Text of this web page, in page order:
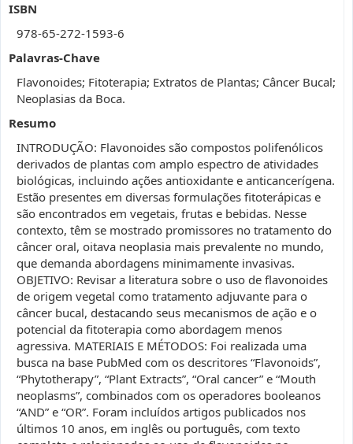
ISBN
978-65-272-1593-6
Palavras-Chave
Flavonoides; Fitoterapia; Extratos de Plantas; Câncer Bucal;
Neoplasias da Boca.
Resumo
INTRODUÇÃO: Flavonoides são compostos polifenólicos
derivados de plantas com amplo espectro de atividades
biológicas, incluindo ações antioxidante e anticancerígena.
Estão presentes em diversas formulações fitoterápicas e
são encontrados em vegetais, frutas e bebidas. Nesse
contexto, têm se mostrado promissores no tratamento do
câncer oral, oitava neoplasia mais prevalente no mundo,
que demanda abordagens minimamente invasivas.
OBJETIVO: Revisar a literatura sobre o uso de flavonoides
de origem vegetal como tratamento adjuvante para o
câncer bucal, destacando seus mecanismos de ação e o
potencial da fitoterapia como abordagem menos
agressiva. MATERIAIS E MÉTODOS: Foi realizada uma
busca na base PubMed com os descritores “Flavonoids”,
“Phytotherapy”, “Plant Extracts”, “Oral cancer” e “Mouth
neoplasms”, combinados com os operadores booleanos
“AND” e “OR”. Foram incluídos artigos publicados nos
últimos 10 anos, em inglês ou português, com texto